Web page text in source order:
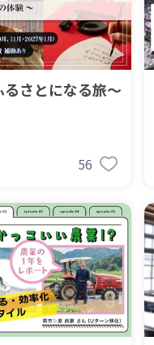
るさとになる旅〜
56